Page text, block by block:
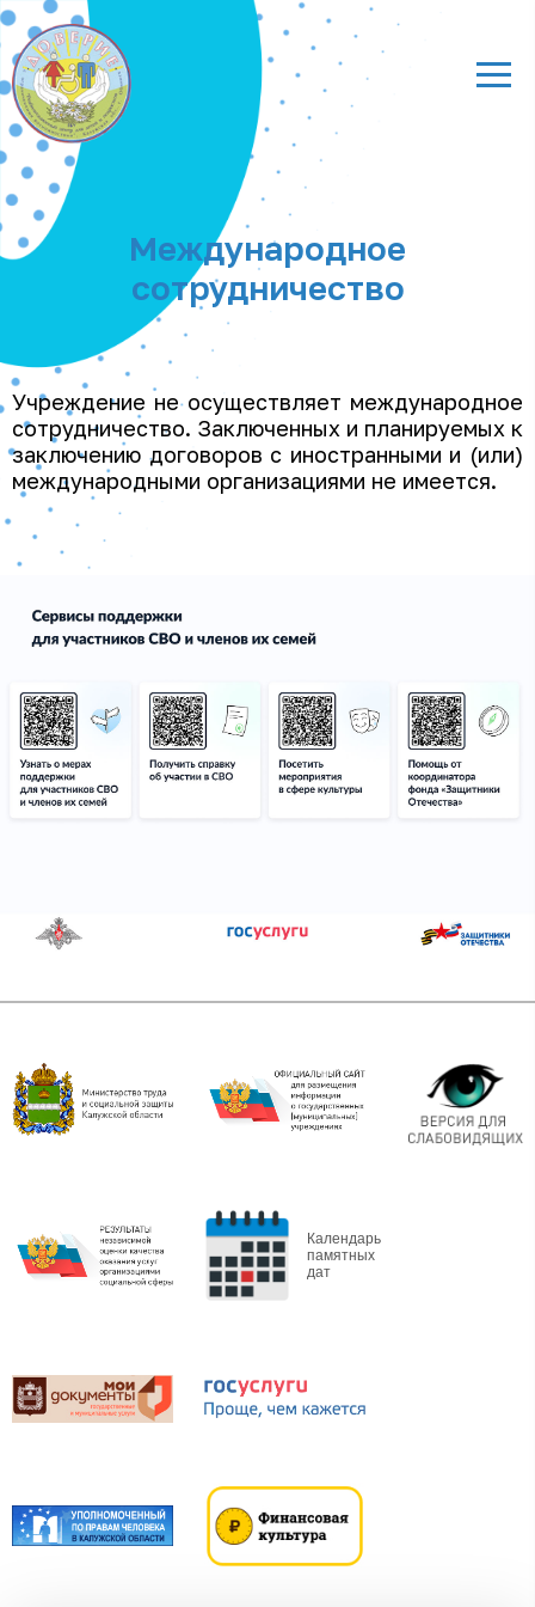
Международное
сотрудничество
Учреждение не осуществляет международное
сотрудничество. Заключенных и планируемых к
заключению договоров с иностранными и (или)
международными организациями не имеется.
Календарь
памятных
дат